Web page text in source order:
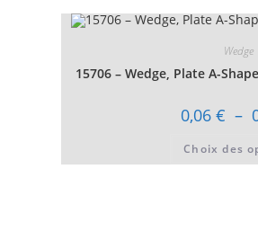
Wedge
15706 – Wedge, Plate A-
0,06 € –
Choix des